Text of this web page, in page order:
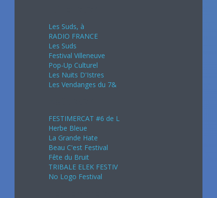
Les Suds, à
RADIO FRANCE
Les Suds
Festival Villeneuve
Pop-Up Culturel
Les Nuits D'Istres
Les Vendanges du 7&
FESTIMERCAT #6 de L
Herbe Bleue
La Grande Hate
Beau C'est Festival
Fête du Bruit
TRIBALE ELEK FESTIV
No Logo Festival